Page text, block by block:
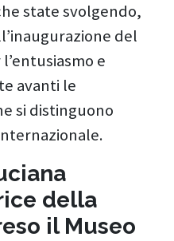
state svolgendo,
del
e
avanti le
si distinguono
della
il Museo